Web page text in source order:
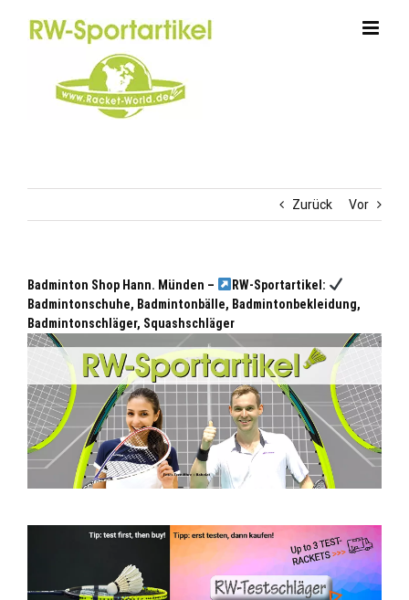
Zurück Vor
Badminton Shop Hann. Münden –
RW-Sportartikel:
Badmintonschuhe, Badmintonbälle, Badmintonbekleidung,
Badmintonschläger, Squashschläger